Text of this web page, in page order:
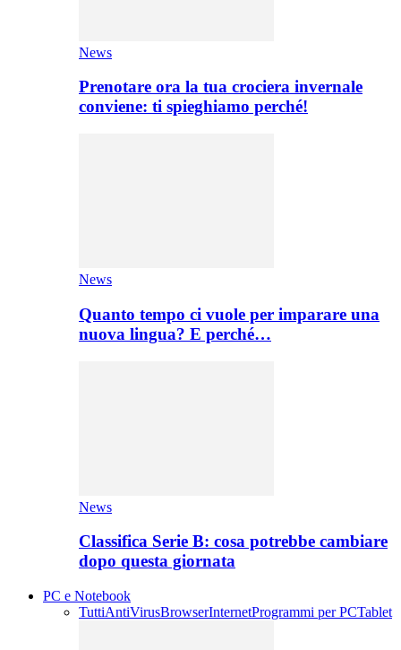
News
Prenotare ora la tua crociera invernale
conviene: ti spieghiamo perché!
News
Quanto tempo ci vuole per imparare una
nuova lingua? E perché…
News
Classifica Serie B: cosa potrebbe cambiare
dopo questa giornata
PC e Notebook
TuttiAntiVirusBrowserInternetProgrammi per PCTablet